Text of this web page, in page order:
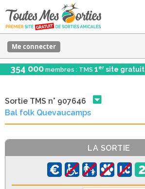
Me connecter
354 000 membres : TMS 1er site gratuit
Sortie TMS n° 907646
Bal folk Quevaucamps
LA SORTIE